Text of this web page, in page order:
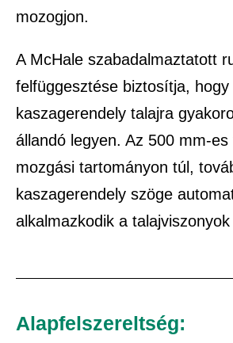
mozogjon.
A McHale szabadalmaztatott
felfüggesztése biztosítja, hogy
kaszagerendely talajra
állandó legyen. Az 500 mm-es
mozgási tartományon túl,
kaszagerendely szöge
alkalmazkodik a
Alapfelszereltség: